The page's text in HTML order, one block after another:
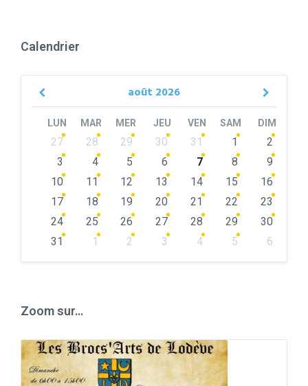
Calendrier
août 2026
Previous
LUN MAR MER JEU VEN SAM DIM
Skip
calendar
27 28 29 30 31 1
2
3
4 5 6 7 8
9
10
11 12 13 14 15
16
17
18 19 20 21 22
23
24
25 26 27 28 29
30
31
1 2 3 4 5
6
Zoom sur…